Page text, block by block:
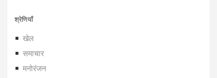
श्रेणियाँ
खेल
समाचार
मनोरंजन